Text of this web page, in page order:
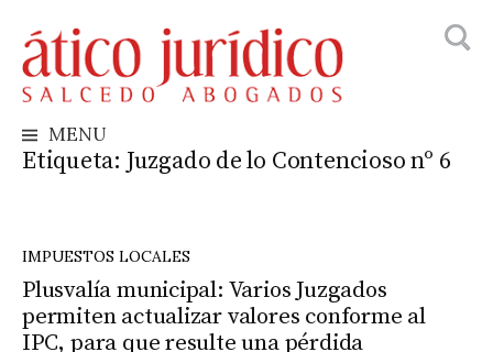
to
content
MENU
Etiqueta: Juzgado de lo Contencioso nº 6
IMPUESTOS LOCALES
Plusvalía municipal: Varios Juzgados
permiten actualizar valores conforme al
IPC, para que resulte una pérdida